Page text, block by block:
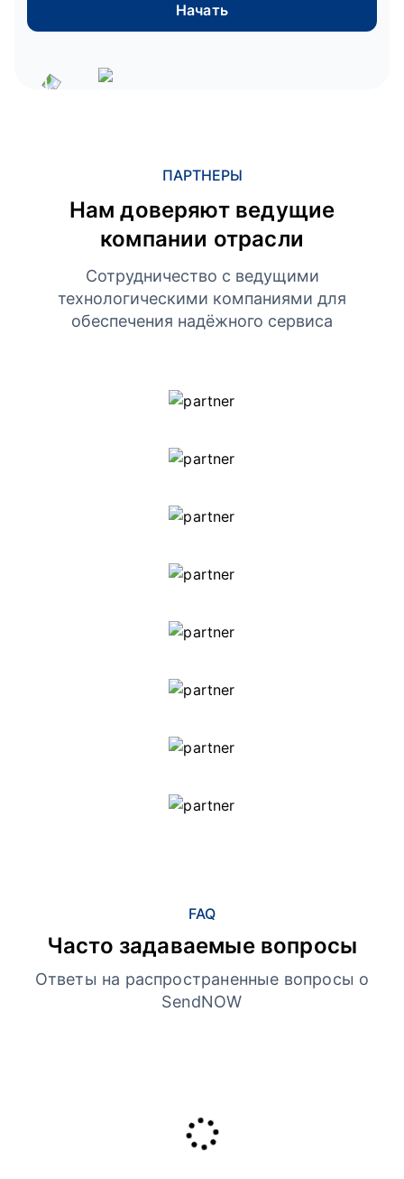
Начать
ПАРТНЕРЫ
Нам доверяют ведущие
компании отрасли
Сотрудничество с ведущими
технологическими компаниями для
обеспечения надёжного сервиса
FAQ
Часто задаваемые вопросы
Ответы на распространенные вопросы о
SendNOW